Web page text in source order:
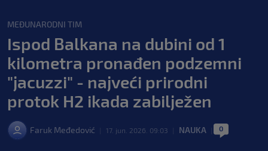
MEĐUNARODNI TIM
Ispod Balkana na dubini od 1
kilometra pronađen podzemni
"jacuzzi" - najveći prirodni
protok H2 ikada zabilježen
Faruk Međedović 17. jun. 2026. 09:03 NAUKA 0